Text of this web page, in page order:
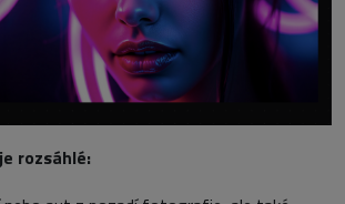
rozsáhlé: